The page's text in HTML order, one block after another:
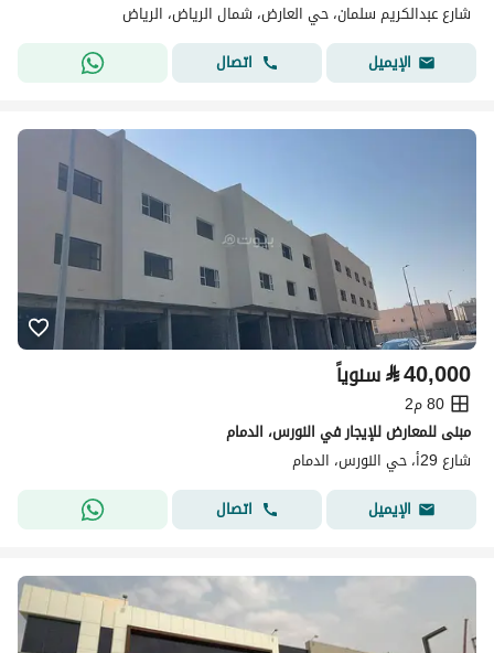
شارع عبدالكريم سلمان، حي العارض، شمال الرياض، الرياض
الإيميل
اتصال
⃁40,000 سنوياً
80 م2
مبنى للمعارض للإيجار في النورس، الدمام
شارع 29أ، حي النورس، الدمام
الإيميل
اتصال